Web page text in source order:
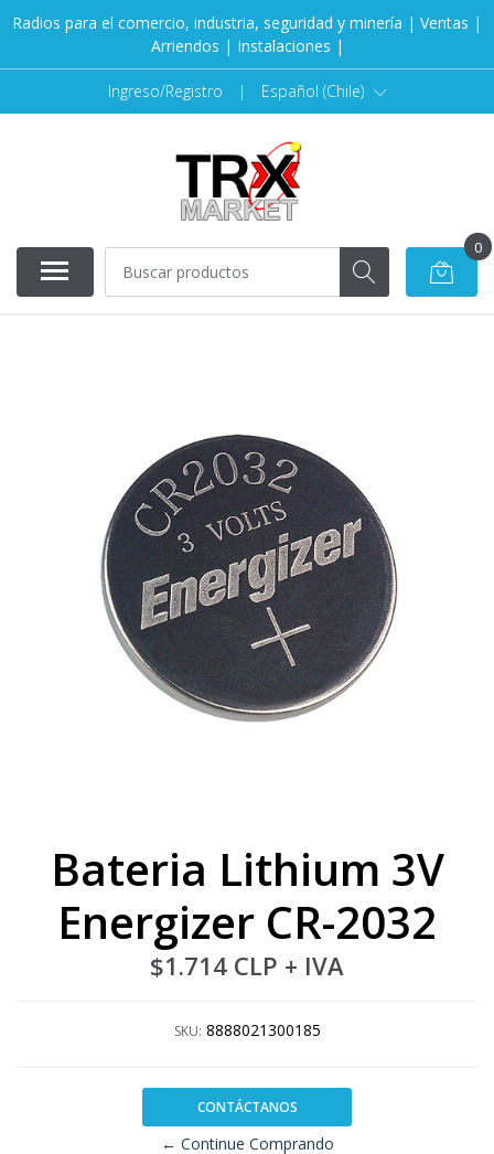
Radios para el comercio, industria, seguridad y minería | Ventas |
Arriendos | Instalaciones |
Ingreso/Registro | Español (Chile)
0
Bateria Lithium 3V
Energizer CR-2032
$1.714 CLP + IVA
SKU: 8888021300185
CONTÁCTANOS
← Continue Comprando